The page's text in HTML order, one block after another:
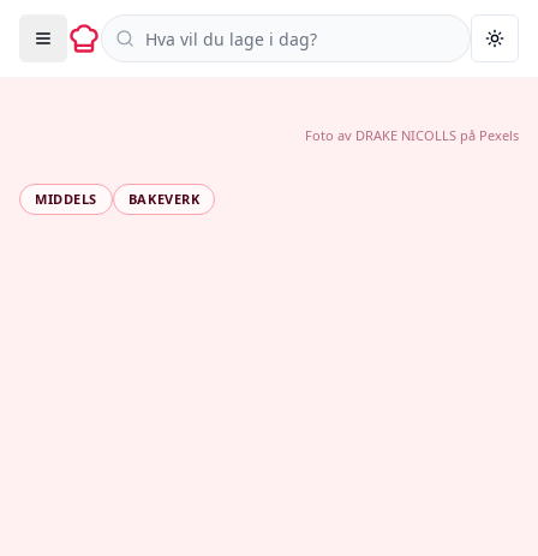
Søk i oppskrifter
MIDDELS BAKEVERK
Foto av DRAKE NICOLLS på Pexels